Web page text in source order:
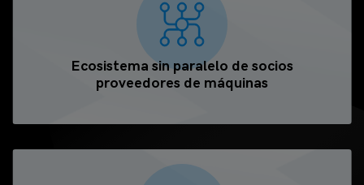
Ecosistema sin paralelo de socios
proveedores de máquinas